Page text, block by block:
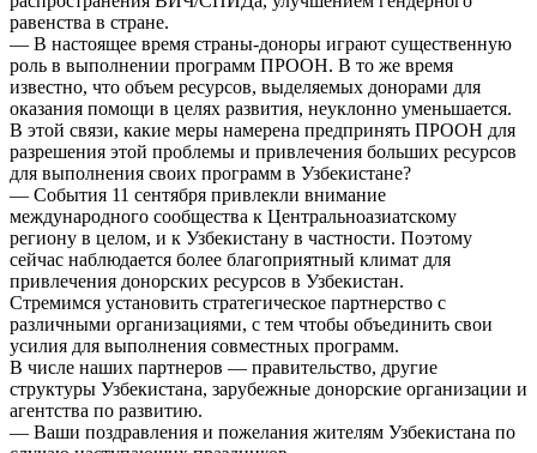
равенства в стране.
— В настоящее время страны-доноры играют существенную
роль в выполнении программ ПРООН. В то же время
известно, что объем ресурсов, выделяемых донорами для
оказания помощи в целях развития, неуклонно уменьшается.
В этой связи, какие меры намерена предпринять ПРООН для
разрешения этой проблемы и привлечения больших ресурсов
для выполнения своих программ в Узбекистане?
— События 11 сентября привлекли внимание
международного сообщества к Центральноазиатскому
региону в целом, и к Узбекистану в частности. Поэтому
сейчас наблюдается более благоприятный климат для
привлечения донорских ресурсов в Узбекистан.
Стремимся установить стратегическое партнерство с
различными организациями, с тем чтобы объединить свои
усилия для выполнения совместных программ.
В числе наших партнеров — правительство, другие
структуры Узбекистана, зарубежные донорские организации и
агентства по развитию.
— Ваши поздравления и пожелания жителям Узбекистана по